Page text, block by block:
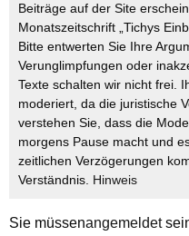
Beiträge auf der Site
Monatszeitschrift „Tichys
Bitte entwerten Sie Ihre
Verunglimpfungen oder
Texte schalten wir nicht frei.
moderiert, da die juristische
verstehen Sie, dass die
morgens Pause macht und
zeitlichen Verzögerungen
Verständnis. Hinweis
Sie müssenangemeldet